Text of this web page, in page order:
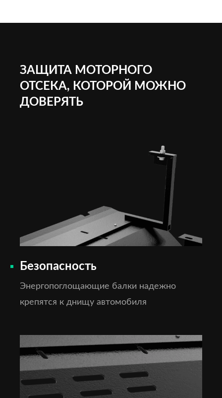
ЗАЩИТА МОТОРНОГО
ОТСЕКА, КОТОРОЙ МОЖНО
ДОВЕРЯТЬ
Безопасность
Энергопоглощающие балки надежно
крепятся к днищу автомобиля